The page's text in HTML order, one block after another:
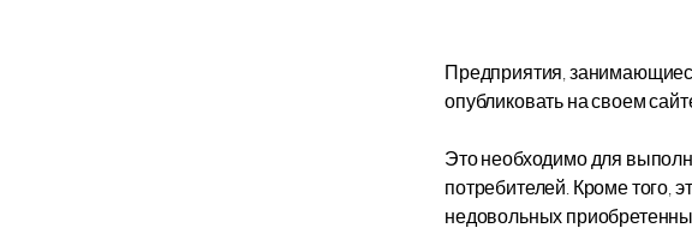
Предприятия,
опубликовать на своем
Это необходимо для
потребителей. Кроме того,
недовольных